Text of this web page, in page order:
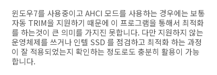
윈도우7를 사용중이고 AHCI 모드를 사용하는 경우에는 보통
자동 TRIM을 지원하기 때문에 이 프로그램을 통해서 최적화
를 하는것이 큰 의미를 가지진 못합니다. 다만 지원하지 않는
운영체제를 쓰거나 인텔 SSD 를 점검하고 최적화 하는 과정
이 잘 적용되었는지 확인하는 정도로도 충분히 활용이 가능
합니다.